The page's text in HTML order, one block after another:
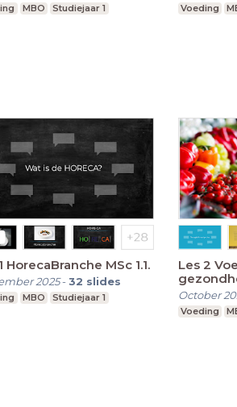
MBO Studiejaar 1 Voeding
HorecaBranche MSc 1.1.
2025-32 slides
MBO Studiejaar 1
Les 2
October
Voeding